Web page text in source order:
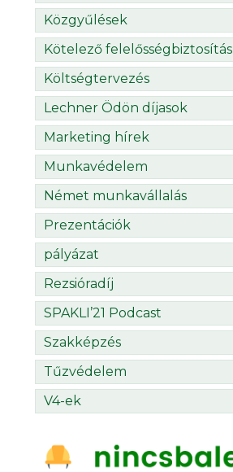
Közgyűlések
Kötelező felelősségbiztosítás
Költségtervezés
Lechner Ödön díjasok
Marketing hírek
Munkavédelem
Német munkavállalás
Prezentációk
pályázat
Rezsióradíj
SPAKLI’21 Podcast
Szakképzés
Tűzvédelem
V4-ek